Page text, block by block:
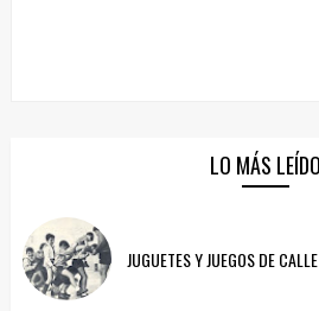
LO MÁS LEÍDO
JUGUETES Y JUEGOS DE